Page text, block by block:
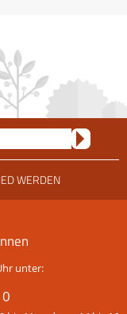
WERDEN
unter: